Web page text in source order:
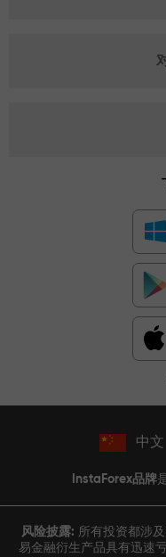
中文
InstaForex品牌
风险披露: 所有投资都涉
易金融衍生产品具有迅速